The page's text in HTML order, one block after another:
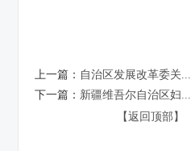
上一篇： 自治区发展改革委关...
下一篇： 新疆维吾尔自治区妇...
【返回顶部】